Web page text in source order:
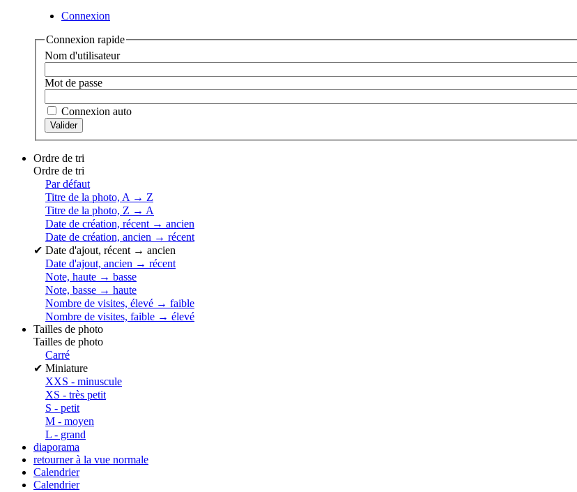
Connexion
Connexion rapide
Nom d'utilisateur
Mot de passe
Connexion auto
Ordre de tri
Ordre de tri
Par défaut
Titre de la photo, A → Z
Titre de la photo, Z → A
Date de création, récent → ancien
Date de création, ancien → récent
✔ Date d'ajout, récent → ancien
Date d'ajout, ancien → récent
Note, haute → basse
Note, basse → haute
Nombre de visites, élevé → faible
Nombre de visites, faible → élevé
Tailles de photo
Tailles de photo
Carré
✔ Miniature
XXS - minuscule
XS - très petit
S - petit
M - moyen
L - grand
diaporama
retourner à la vue normale
Calendrier
Calendrier